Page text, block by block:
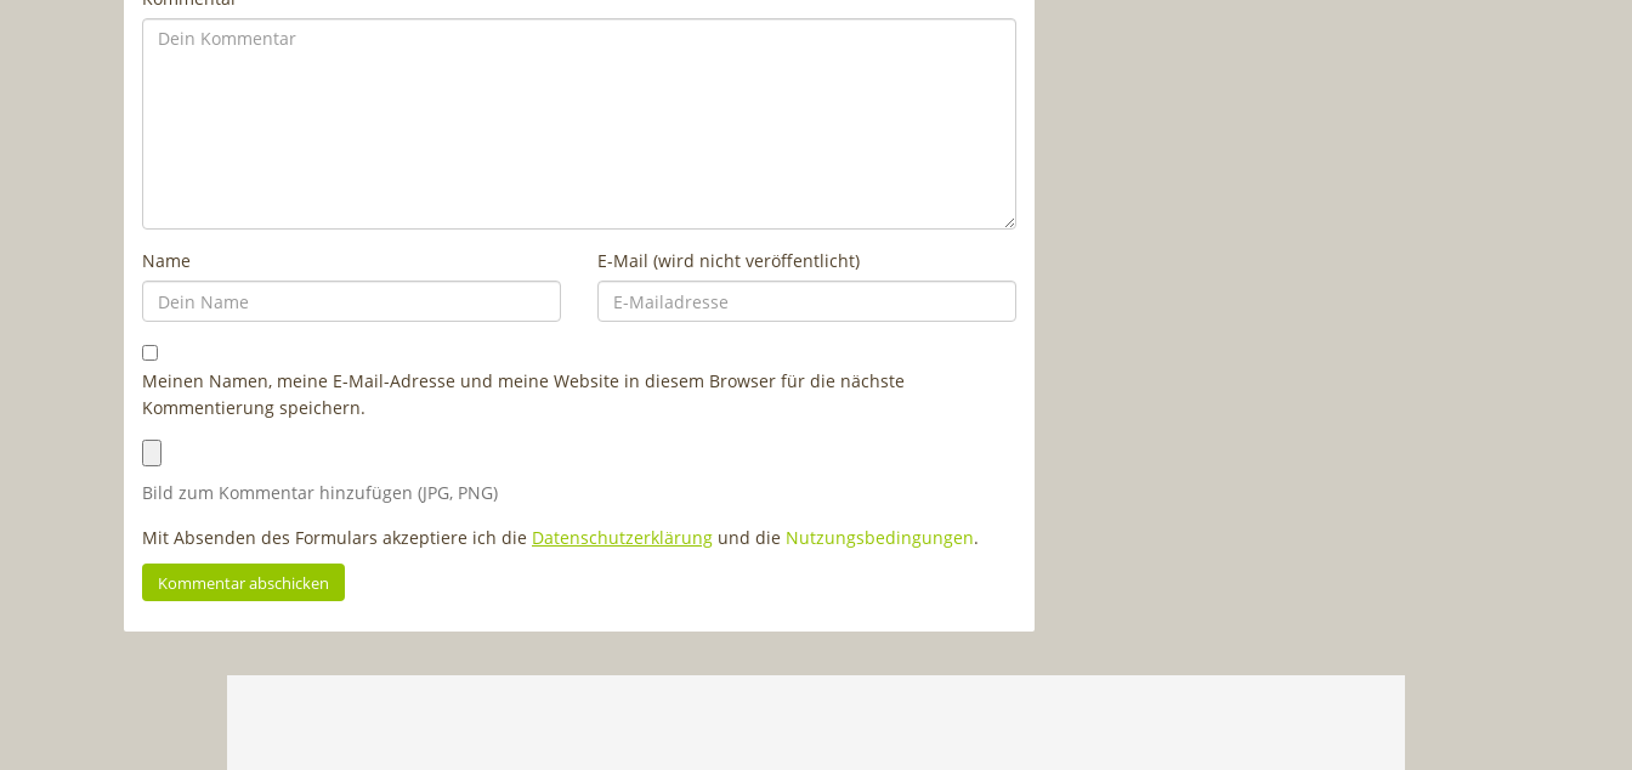
Name E-Mail (wird nicht veröffentlicht)
Meinen Namen, meine E-Mail-Adresse und meine Website in diesem Browser für die nächste
Kommentierung speichern.
Bild zum Kommentar hinzufügen (JPG, PNG)
Mit Absenden des Formulars akzeptiere ich die Datenschutzerklärung und die Nutzungsbedingungen.